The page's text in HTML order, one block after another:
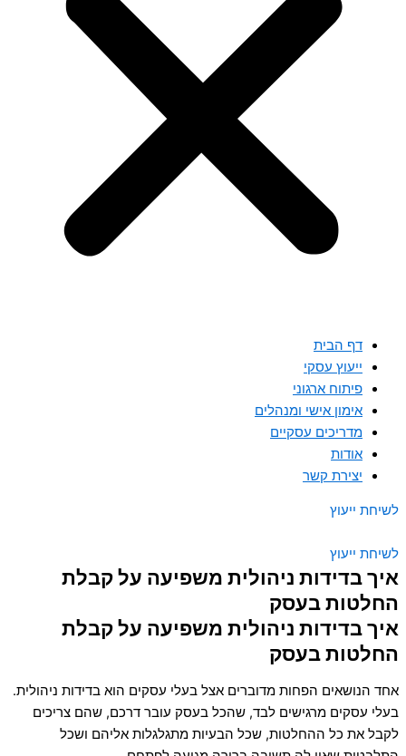
דף הבית
ייעוץ עסקי
פיתוח ארגוני
אימון אישי ומנהלים
מדריכים עסקיים
אודות
יצירת קשר
לשיחת ייעוץ
לשיחת ייעוץ
איך בדידות ניהולית משפיעה על קבלת
החלטות בעסק
איך בדידות ניהולית משפיעה על קבלת
החלטות בעסק
אחד הנושאים הפחות מדוברים אצל בעלי עסקים הוא בדידות ניהולית.
בעלי עסקים מרגישים לבד, שהכל בעסק עובר דרכם, שהם צריכים
לקבל את כל ההחלטות, שכל הבעיות מתגלגלות אליהם ושכל